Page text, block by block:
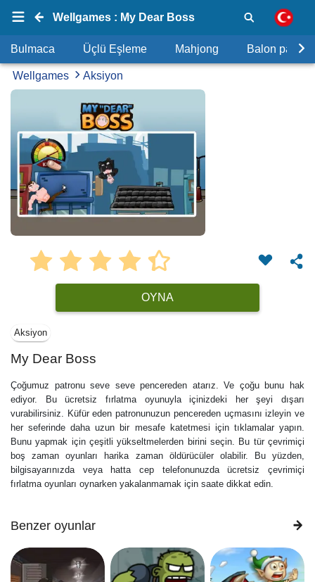
Wellgames : My Dear Boss
Bulmaca Üçlü Eşleme Mahjong Balon
Wellgames Aksiyon
OYNA
Aksiyon
My Dear Boss
Çoğumuz patronu seve seve pencereden atarız. Ve çoğu bunu hak
ediyor. Bu ücretsiz fırlatma oyunuyla içinizdeki her şeyi dışarı
vurabilirsiniz. Küfür eden patronunuzun pencereden uçmasını izleyin ve
her seferinde daha uzun bir mesafe katetmesi için tıklamalar yapın.
Bunu yapmak için çeşitli yükseltmelerden birini seçin. Bu tür çevrimiçi
boş zaman oyunları harika zaman öldürücüler olabilir. Bu yüzden,
bilgisayarınızda veya hatta cep telefonunuzda ücretsiz çevrimiçi
fırlatma oyunları oynarken yakalanmamak için saate dikkat edin.
Benzer oyunlar